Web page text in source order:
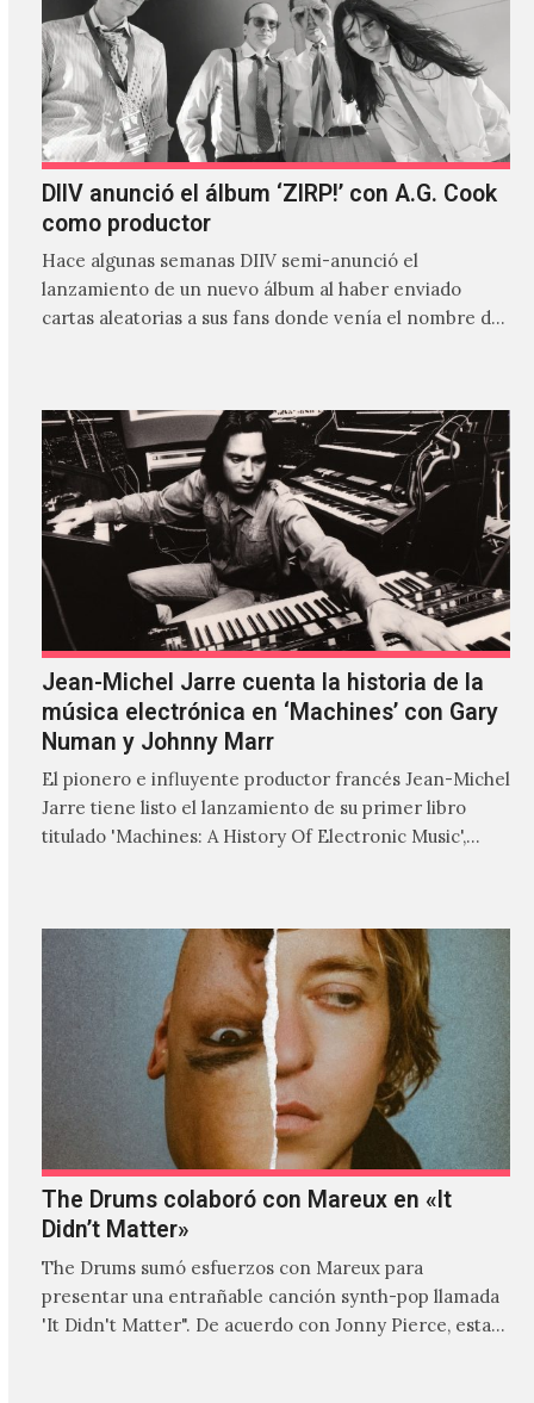
DIIV anunció el álbum ‘ZIRP!’ con A.G. Cook
como productor
Hace algunas semanas DIIV semi-anunció el
lanzamiento de un nuevo álbum al haber enviado
cartas aleatorias a sus fans donde venía el nombre de
Jean-Michel Jarre cuenta la historia de la
música electrónica en ‘Machines’ con Gary
Numan y Johnny Marr
El pionero e influyente productor francés Jean-Michel
Jarre tiene listo el lanzamiento de su primer libro
titulado 'Machines: A History Of Electronic Music',
The Drums colaboró con Mareux en «It
Didn’t Matter»
The Drums sumó esfuerzos con Mareux para
presentar una entrañable canción synth-pop llamada
'It Didn't Matter". De acuerdo con Jonny Pierce, esta